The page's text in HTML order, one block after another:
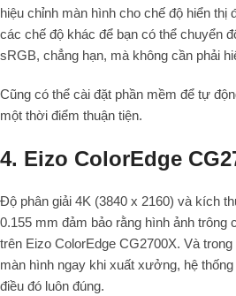
hiệu chỉnh màn hình cho chế độ hiển thị
các chế độ khác để bạn có thể chuyển
sRGB, chẳng hạn, mà không cần phải
Cũng có thể cài đặt phần mềm để tự
một thời điểm thuận tiện.
4. Eizo ColorEdge
Độ phân giải 4K (3840 x 2160) và kích
0.155 mm đảm bảo rằng hình ảnh trông
trên Eizo ColorEdge CG2700X. Và
màn hình ngay khi xuất xưởng, hệ
điều đó luôn đúng.